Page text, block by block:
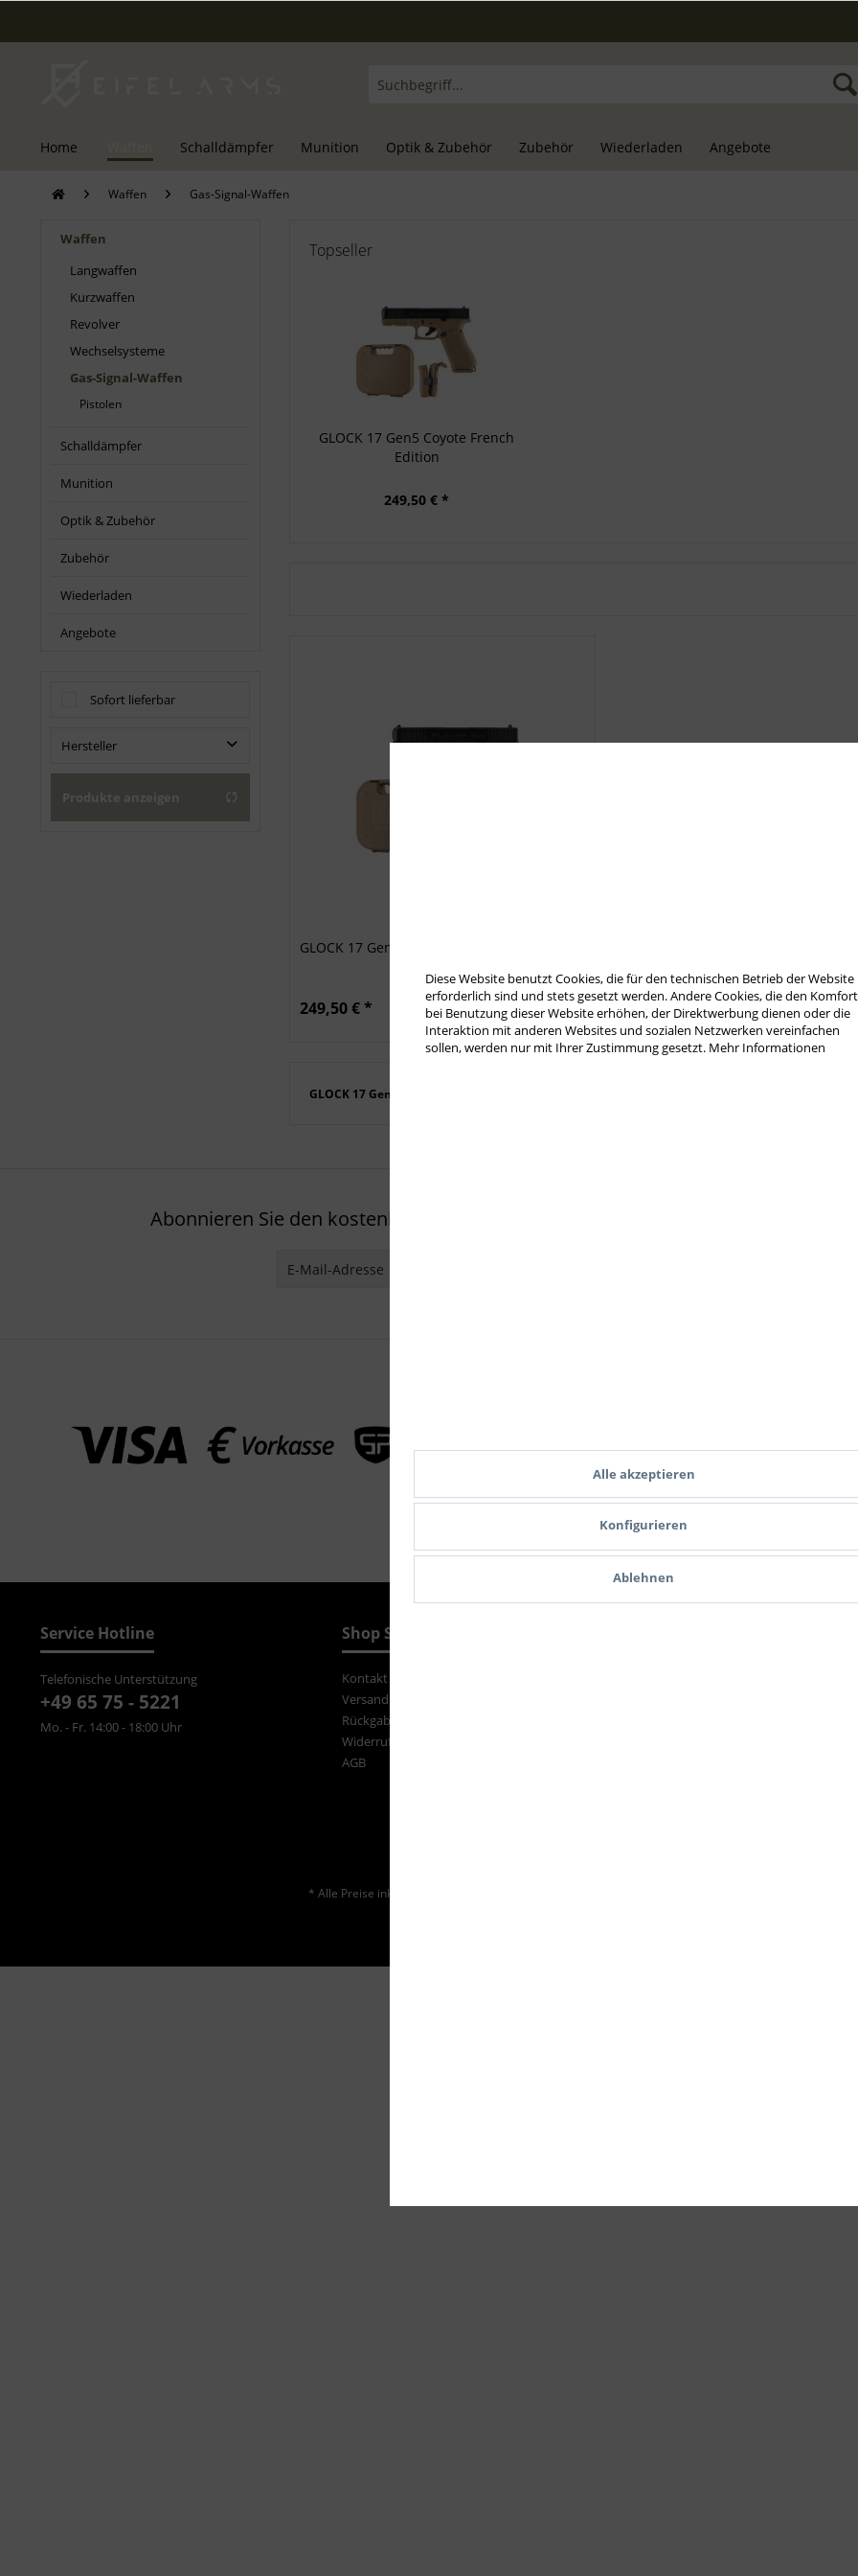
Home Schalldämpfer Munition Optik & Zubehör Zubehör Wiederladen Angebote
Waffen Gas-Signal-Waffen
Waffen
Langwaffen
Kurzwaffen
Revolver
Wechselsysteme
Gas-Signal-Waffen
Pistolen
Schalldämpfer
Munition
Optik & Zubehör
Zubehör
Wiederladen
Angebote
Sofort lieferbar
Hersteller
Umarex
Produkte anzeigen
Topseller
GLOCK 17 Gen5 Coyote French
Edition
249,50 € *
GLOCK 17 Gen5 Coyote French Edition
249,50 € *
GLOCK 17 Gen5
Abonnieren Sie den kostenlosen Newsletter und verpassen Sie keine Neuigkeit
Service Hotline
Telefonische Unterstützung
+49 65 75 - 5221
Mo. - Fr. 14:00 - 18:00 Uhr
Shop Service
Kontakt
Versand und Zahlungsbedingungen
Rückgabe
Widerrufsrecht
AGB
* Alle Preise inkl. gesetzl. Mehrwertsteuer zzgl. und ggf. Nachnahmegebühren, wenn
Diese Website benutzt Cookies, die für den technischen Betrieb der Website
erforderlich sind und stets gesetzt werden. Andere Cookies, die den Komfort
bei Benutzung dieser Website erhöhen, der Direktwerbung dienen oder die
Interaktion mit anderen Websites und sozialen Netzwerken vereinfachen
sollen, werden nur mit Ihrer Zustimmung gesetzt. Mehr Informationen
Ablehnen
Alle akzeptieren
Konfigurieren